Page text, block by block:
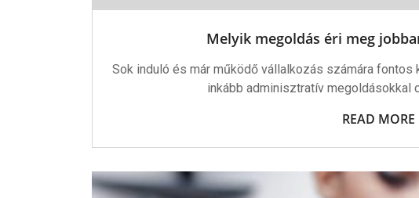
Jobban
Bejegyzéshez
Melyik megoldás éri meg
Sok induló és már működő vállalkozás számára
inkább adminisztratív megoldásokkal
READ MORE